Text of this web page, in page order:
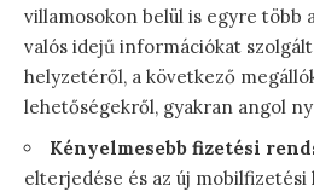
villamosokon belül is egyre több
valós idejű információkat
helyzetéről, a következő
lehetőségekről, gyakran angol
Kényelmesebb fizetési
elterjedése és az új mobilfizetési